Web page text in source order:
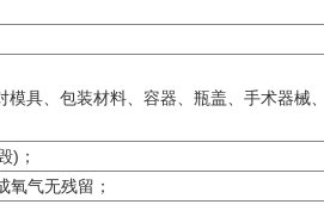
模具、包装材料、容器、瓶盖、手术器械、
)；
气无残留；